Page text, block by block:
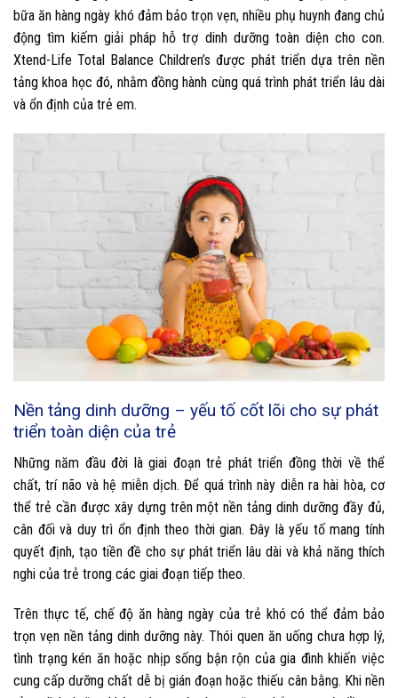
bữa ăn hàng ngày khó đảm bảo trọn vẹn, nhiều phụ huynh đang chủ
động tìm kiếm giải pháp hỗ trợ dinh dưỡng toàn diện cho con.
Xtend-Life Total Balance Children’s được phát triển dựa trên nền
tảng khoa học đó, nhằm đồng hành cùng quá trình phát triển lâu dài
và ổn định của trẻ em.
Nền tảng dinh dưỡng – yếu tố cốt lõi cho sự phát
triển toàn diện của trẻ
Những năm đầu đời là giai đoạn trẻ phát triển đồng thời về thể
chất, trí não và hệ miễn dịch. Để quá trình này diễn ra hài hòa, cơ
thể trẻ cần được xây dựng trên một nền tảng dinh dưỡng đầy đủ,
cân đối và duy trì ổn định theo thời gian. Đây là yếu tố mang tính
quyết định, tạo tiền đề cho sự phát triển lâu dài và khả năng thích
nghi của trẻ trong các giai đoạn tiếp theo.
Trên thực tế, chế độ ăn hàng ngày của trẻ khó có thể đảm bảo
trọn vẹn nền tảng dinh dưỡng này. Thói quen ăn uống chưa hợp lý,
tình trạng kén ăn hoặc nhịp sống bận rộn của gia đình khiến việc
cung cấp dưỡng chất dễ bị gián đoạn hoặc thiếu cân bằng. Khi nền